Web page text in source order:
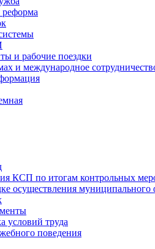
и рабочие поездки
и международное
КСП по итогам контрольных
осуществления муниципального
условий труда
поведения